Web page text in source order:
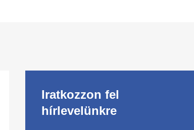
Iratkozzon fel
hírlevelünkre